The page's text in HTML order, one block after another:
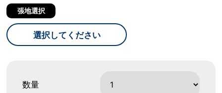
張地選択
選択してください
数量